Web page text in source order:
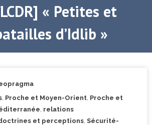
« Petites et
d’Idlib »
Proche et Moyen-Orient Proche et
relations
et perceptions Sécurité-